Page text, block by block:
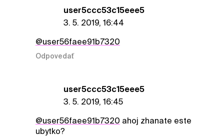
user5ccc53c15eee5
3. 5. 2019, 16:44
@user56faee91b7320
Odpovedať
user5ccc53c15eee5
3. 5. 2019, 16:45
@user56faee91b7320 ahoj zhanate este
ubytko?